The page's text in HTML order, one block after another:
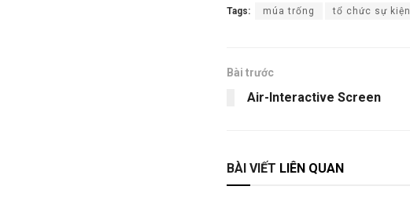
Tags: múa trống tổ chức sự kiện
Bài trước
Air-Interactive Screen
BÀI VIẾT LIÊN QUAN